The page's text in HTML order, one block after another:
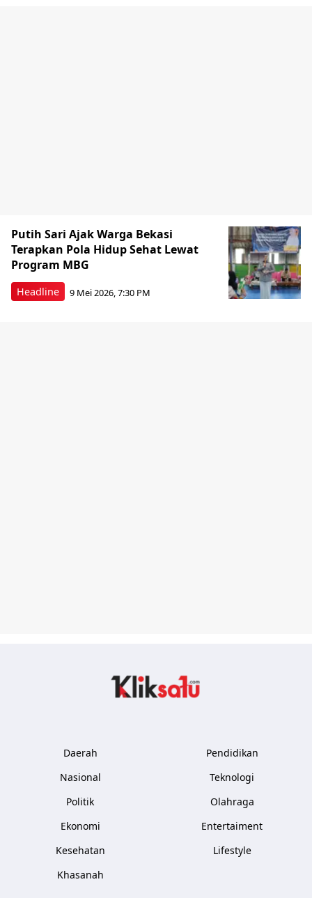
Headline
Putih Sari Ajak Warga Bekasi
Terapkan Pola Hidup Sehat Lewat
Program MBG
9 Mei 2026, 7:30 PM
Daerah
Nasional
Politik
Ekonomi
Kesehatan
Khasanah
Pendidikan
Teknologi
Olahraga
Entertaiment
Lifestyle